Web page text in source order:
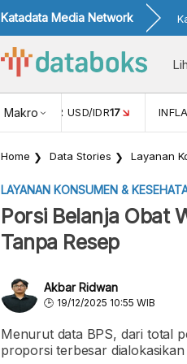
Katadata Media Network
Makro
NILAI TUKAR USD/IDR17
Home Data Stories Layanan
LAYANAN KONSUMEN &
Porsi Belanja Obat
Tanpa Resep
Akbar Ridwan
19/12/2025 10:55 WIB
Menurut data BPS, dari total
proporsi terbesar